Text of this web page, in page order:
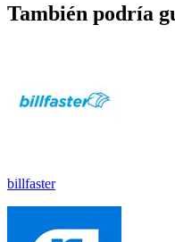
También podría
billfaster